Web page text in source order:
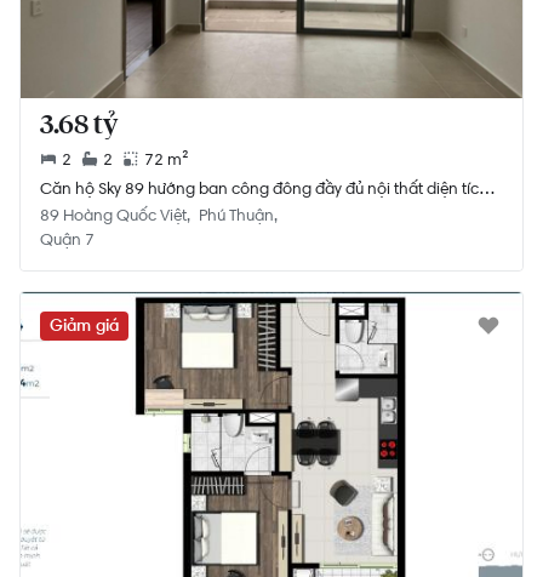
3.68 tỷ
2 2
72 m²
Căn hộ Sky 89 hướng ban công đông đầy đủ nội thất diện tích
72m².
89 Hoàng Quốc Việt
Phú Thuận
Quận 7
Giảm giá